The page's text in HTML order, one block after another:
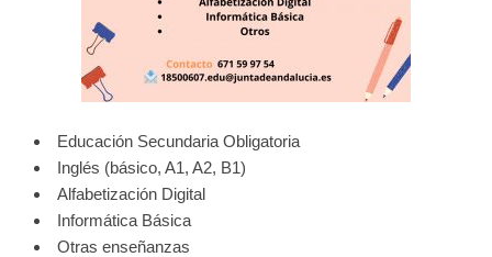
Educación Secundaria Obligatoria
Inglés (básico, A1, A2, B1)
Alfabetización Digital
Informática Básica
Otras enseñanzas